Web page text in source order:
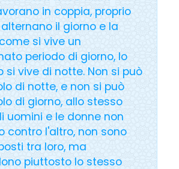
in coppia, proprio
il giorno e la
si vive un
periodo di giorno, lo
si vive di notte. Non si può
di notte, e non si può
di giorno, allo stesso
uomini e le donne non
contro l'altro, non sono
tra loro, ma
piuttosto lo stesso